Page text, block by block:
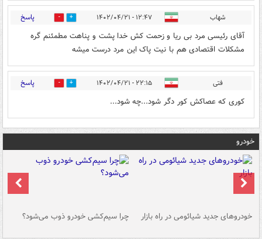
شهاب ۱۲:۴۷ - ۱۴۰۲/۰۴/۲۱ 0 پاسخ
آقای رئیسی مرد بی ریا و زحمت کش خدا پشت و پناهت مطمئنم گره
مشکلات اقتصادی هم با نیت پاک این مرد درست میشه
فتی ۲۲:۱۵ - ۱۴۰۲/۰۴/۲۱ 0 پاسخ
کوری که عصاکش کور دگر شود...چه شود...
خودرو
خودروهای جدید شیائومی در راه بازار چرا سیم‌کشی خودرو ذوب می‌شود؟